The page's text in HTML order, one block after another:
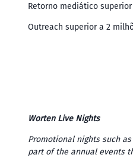
Retorno mediático
Outreach superior a 2
Worten Live Nights
Promotional nights such
part of the annual events